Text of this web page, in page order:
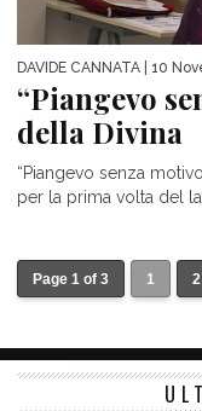
DAVIDE CANNATA | 10
“Piangevo
della Divina
“Piangevo senza
per la prima volta del
Page 1 of 3 1 2